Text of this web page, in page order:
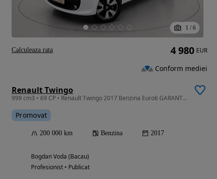
1 / 6
Renault Twingo
999 cm3 • 69 CP • Renault Twingo 2017 Benzina Euro6 GARANTIE
Promovat
200 000 km Benzina 2017
Bogdan Voda (Bacau)
Profesionist • Publicat
4 980 EUR
Conform mediei
Calculeaza rata